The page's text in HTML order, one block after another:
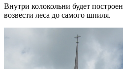
Внутри колокольни будет
возвести леса до самого шпиля.